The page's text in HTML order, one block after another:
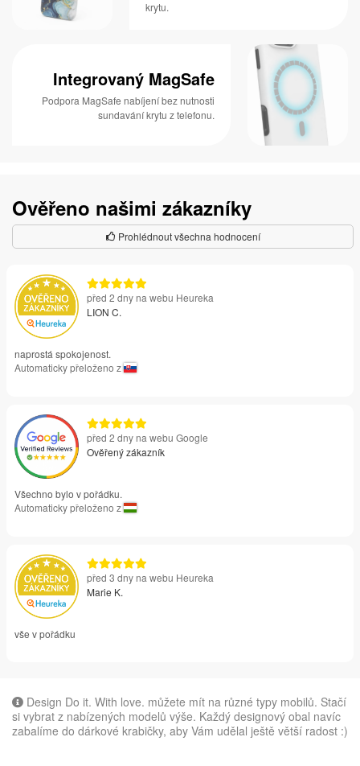
krytu.
Integrovaný MagSafe
Podpora MagSafe nabíjení bez nutnosti
sundavání krytu z telefonu.
Ověřeno našimi zákazníky
Prohlédnout všechna hodnocení
před 2 dny na webu Heureka
LION C.
naprostá spokojenost.
Automaticky přeloženo z
před 2 dny na webu Google
Ověřený zákazník
Všechno bylo v pořádku.
Automaticky přeloženo z
před 3 dny na webu Heureka
Marie K.
vše v pořádku
Design Do it. With love. můžete mít na různé typy mobilů. Stačí
si vybrat z nabízených modelů výše. Každý designový obal navíc
zabalíme do dárkové krabičky, aby Vám udělal ještě větší radost :)